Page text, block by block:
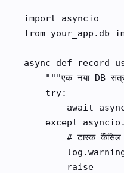
import asyncio
from your_app.db
async def
"""एक नया DB
    try:
await
except
# टास्क कैंसिल
        raise